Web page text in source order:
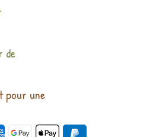
de
pour une